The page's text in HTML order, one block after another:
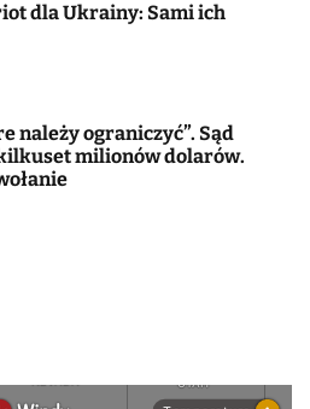
dla Ukrainy: Sami ich
należy ograniczyć”. Sąd
milionów dolarów.